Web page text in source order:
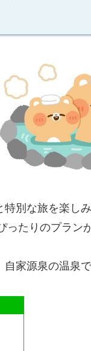
特別な旅を楽し
たりのプラン
家源泉の温泉